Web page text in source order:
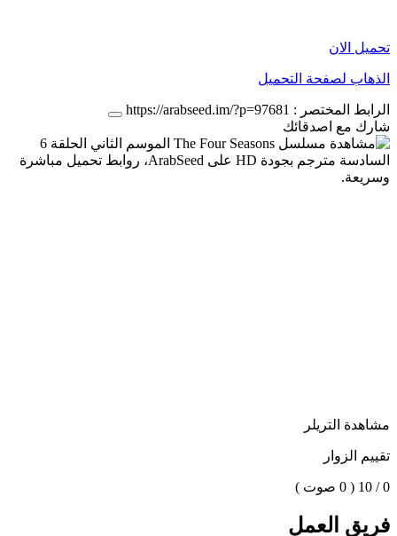
تحميل الان
الذهاب لصفحة التحميل
الرابط المختصر : https://arabseed.im/?p=97681
شارك مع اصدقائك
مشاهدة التريلر
تقييم الزوار
0 / 10 ( 0 صوت )
فريق العمل